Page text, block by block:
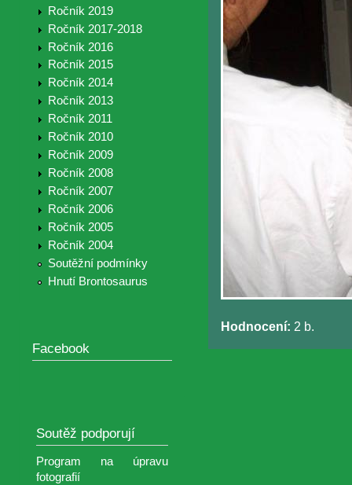
Ročník 2019
Ročník 2017-2018
Ročník 2016
Ročník 2015
Ročník 2014
Ročník 2013
Ročník 2011
Ročník 2010
Ročník 2009
Ročník 2008
Ročník 2007
Ročník 2006
Ročník 2005
Ročník 2004
Soutěžní podmínky
Hnutí Brontosaurus
Facebook
Soutěž podporují
Program na úpravu
fotografií
Hodnocení: 2 b.